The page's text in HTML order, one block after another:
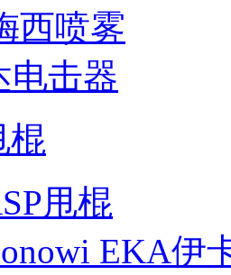
西喷雾
电击器
棍
甩棍
EKA伊